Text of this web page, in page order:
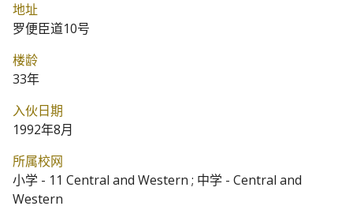
地址
罗便臣道10号
楼龄
33年
入伙日期
1992年8月
所属校网
小学 - 11 Central and Western ; 中学 - Central and
Western